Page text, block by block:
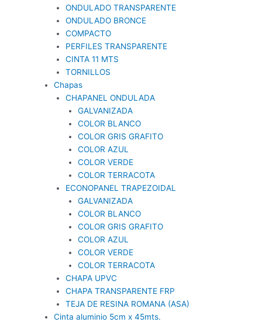
ONDULADO TRANSPARENTE
ONDULADO BRONCE
COMPACTO
PERFILES TRANSPARENTE
CINTA 11 MTS
TORNILLOS
Chapas
CHAPANEL ONDULADA
GALVANIZADA
COLOR BLANCO
COLOR GRIS GRAFITO
COLOR AZUL
COLOR VERDE
COLOR TERRACOTA
ECONOPANEL TRAPEZOIDAL
GALVANIZADA
COLOR BLANCO
COLOR GRIS GRAFITO
COLOR AZUL
COLOR VERDE
COLOR TERRACOTA
CHAPA UPVC
CHAPA TRANSPARENTE FRP
TEJA DE RESINA ROMANA (ASA)
Cinta aluminio 5cm x 45mts.